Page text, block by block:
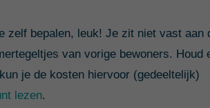
zelf bepalen, leuk! Je zit niet vast aan
van vorige bewoners. Houd
je de kosten hiervoor (gedeeltelijk)
lezen.